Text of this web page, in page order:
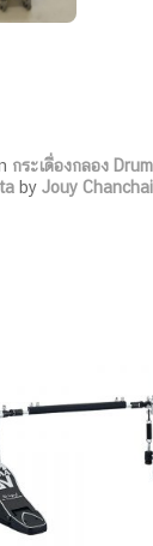
กระเดื่องกลอง
by Jouy